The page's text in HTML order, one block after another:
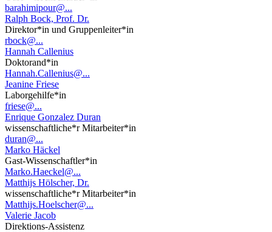
barahimipour@...
Ralph Bock, Prof. Dr.
Direktor*in und Gruppenleiter*in
rbock@...
Hannah Callenius
Doktorand*in
Hannah.Callenius@...
Jeanine Friese
Laborgehilfe*in
friese@...
Enrique Gonzalez Duran
wissenschaftliche*r Mitarbeiter*in
duran@...
Marko Häckel
Gast-Wissenschaftler*in
Marko.Haeckel@...
Matthijs Hölscher, Dr.
wissenschaftliche*r Mitarbeiter*in
Matthijs.Hoelscher@...
Valerie Jacob
Direktions-Assistenz